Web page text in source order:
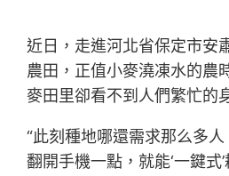
近日，走進河北省保定市安
農田，正值小麥澆凍水的農
麥田里卻看不到人們繁忙的
“此刻種地哪還需求那么多人
翻開手機一點，就能‘一鍵式